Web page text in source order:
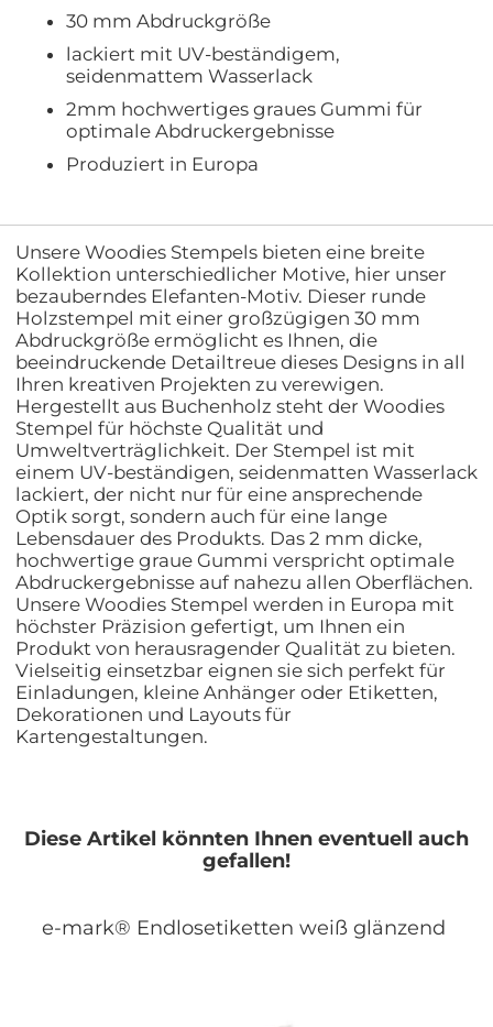
30 mm Abdruckgröße
lackiert mit UV-beständigem,
seidenmattem Wasserlack
2mm hochwertiges graues Gummi für
optimale Abdruckergebnisse
Produziert in Europa
Unsere Woodies Stempels bieten eine breite
Kollektion unterschiedlicher Motive, hier unser
bezauberndes Elefanten-Motiv. Dieser runde
Holzstempel mit einer großzügigen 30 mm
Abdruckgröße ermöglicht es Ihnen, die
beeindruckende Detailtreue dieses Designs in all
Ihren kreativen Projekten zu verewigen.
Hergestellt aus Buchenholz steht der Woodies
Stempel für höchste Qualität und
Umweltverträglichkeit. Der Stempel ist mit
einem UV-beständigen, seidenmatten Wasserlack
lackiert, der nicht nur für eine ansprechende
Optik sorgt, sondern auch für eine lange
Lebensdauer des Produkts. Das 2 mm dicke,
hochwertige graue Gummi verspricht optimale
Abdruckergebnisse auf nahezu allen Oberflächen.
Unsere Woodies Stempel werden in Europa mit
höchster Präzision gefertigt, um Ihnen ein
Produkt von herausragender Qualität zu bieten.
Vielseitig einsetzbar eignen sie sich perfekt für
Einladungen, kleine Anhänger oder Etiketten,
Dekorationen und Layouts für
Kartengestaltungen.
Diese Artikel könnten Ihnen eventuell auch
gefallen!
e-mark® Endlosetiketten weiß glänzend